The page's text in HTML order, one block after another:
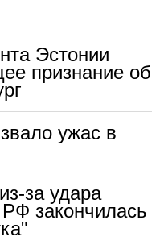
Эстонии
признание об
ужас в
за удара
закончилась